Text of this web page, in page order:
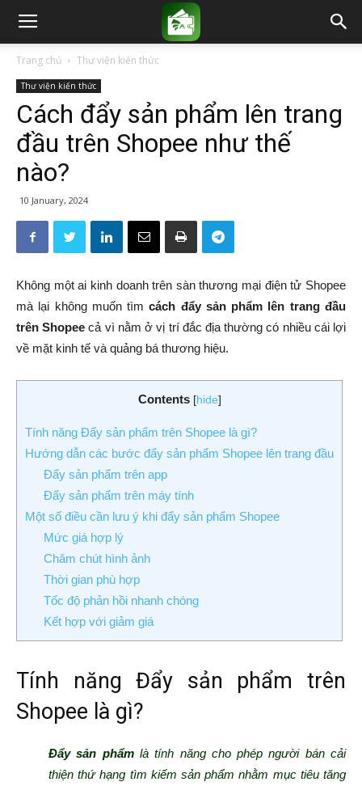
Trang chủ Thư viện kiến thức
Thư viện kiến thức
Cách đẩy sản phẩm lên trang
đầu trên Shopee như thế
nào?
10 January, 2024
Không một ai kinh doanh trên sàn thương mại điện tử Shopee
mà lại không muốn tìmcách đẩy sản phẩm lên trang đầu
trên Shopee cả vì nằm ở vị trí đắc địa thường có nhiều cái lợi
về mặt kinh tế và quảng bá thương hiệu.
Contents [hide]
Tính năng Đẩy sản phẩm trên Shopee là gì?
Hướng dẫn các bước đẩy sản phẩm Shopee lên trang đầu
Đẩy sản phẩm trên app
Đẩy sản phẩm trên máy tính
Một số điều cần lưu ý khi đẩy sản phẩm Shopee
Mức giá hợp lý
Chăm chút hình ảnh
Thời gian phù hợp
Tốc độ phản hồi nhanh chóng
Kết hợp với giảm giá
Tính năng Đẩy sản phẩm trên
Shopee là gì?
Đẩy sản phẩmlà tính năng cho phép người bán cải
thiện thứ hạng tìm kiếm sản phẩm nhằm mục tiêu tăng